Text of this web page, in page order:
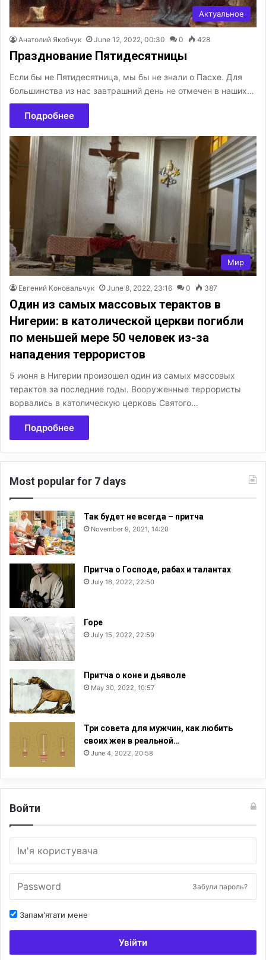
Актуальное
Анатолий Якобчук June 12, 2022, 00:30 0 428
Празднование Пятидесятницы
Если бы не Пятидесятница, мы бы не знали о Пасхе. Для
большинства из нас завтрашний день не отмечен в наших…
Подробнее
Мир
Евгений Коновальчук June 8, 2022, 23:16 0 387
Один из самых массовых терактов в
Нигерии: в католической церкви погибли
по меньшей мере 50 человек из-за
нападения террористов
5 июня в Нигерии произошел один из самых массовых
терактов за последние годы. Вооруженные террористы
ворвались в католическую церковь Святого…
Подробнее
Most popular for 7 days
Так будет не всегда – притча
November 9, 2021, 14:20
Притча о Господе, рабах и талантах
July 16, 2022, 22:50
Горе
July 15, 2022, 22:59
Притча о коне и дьяволе
May 30, 2022, 10:57
Три совета для мужчин, как любить
своих жен в реальной…
June 4, 2022, 20:58
Войти
Забули пароль?
Запам'ятати мене
Увійти